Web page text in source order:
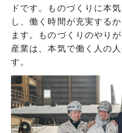
ドです。ものづくりに本
し、働く時間が充実する
ます。ものづくりのやり
産業は、本気で働く人の
す。